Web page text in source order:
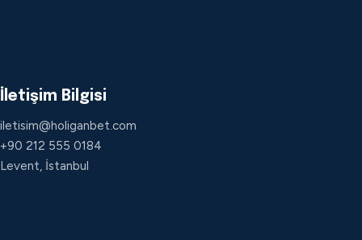
İletişim Bilgisi
iletisim@holiganbet.com
+90 212 555 0184
Levent, İstanbul